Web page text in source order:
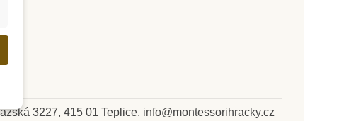
Skladem
dodavatele
3227, 415 01 Teplice, info@montessorihracky.cz